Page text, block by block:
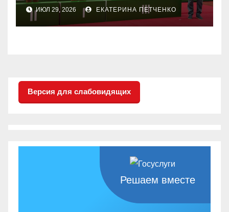
соревнованиях
настольного тенниса ПОДА
ИЮЛ 29, 2026 ЕКАТЕРИНА ПЕТЧЕНКО
Версия для слабовидящих
Решаем вместе